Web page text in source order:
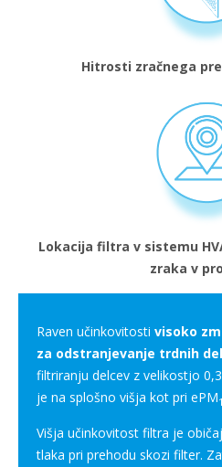
Hitrosti zračnega
Lokacija filtra v sistemu
zraka v
Raven učinkovitosti visoko
za odstranjevanje trdnih
filtriranju delcev z velikostjo
je na splošno višja kot pri ePM1
Višja učinkovitost filtra je
tlaka pri prehodu skozi filter.